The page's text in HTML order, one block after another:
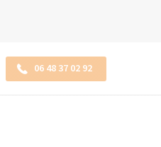
06 48 37 02 92